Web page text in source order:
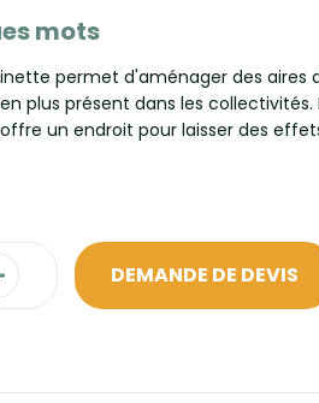
mots
permet d'aménager des aires
plus présent dans les
un endroit pour laisser des
DEMANDE DE DEVIS